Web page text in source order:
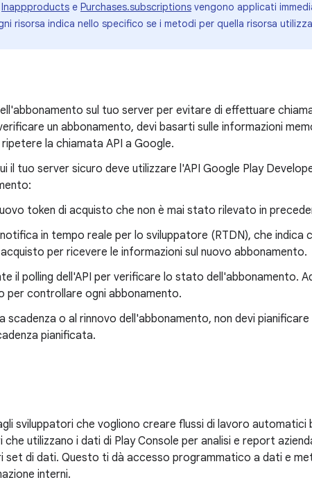
Inappproducts e Purchases.subscriptions vengono applicati
risorsa indica nello specifico se i metodi per quella risorsa
sul tuo server per evitare di effettuare
un abbonamento, devi basarti sulle informazioni
la chiamata API a Google.
il tuo server sicuro deve utilizzare l'API Google Play
token di acquisto che non è mai stato rilevato in
in tempo reale per lo sviluppatore (RTDN), che indica
per ricevere le informazioni sul nuovo abbonamento.
il polling dell'API per verificare lo stato dell'abbonamento.
per controllare ogni abbonamento.
scadenza o al rinnovo dell'abbonamento, non devi
pianificata.
sviluppatori che vogliono creare flussi di lavoro automatici
utilizzano i dati di Play Console per analisi e report
set di dati. Questo ti dà accesso programmatico a dati e
interni.